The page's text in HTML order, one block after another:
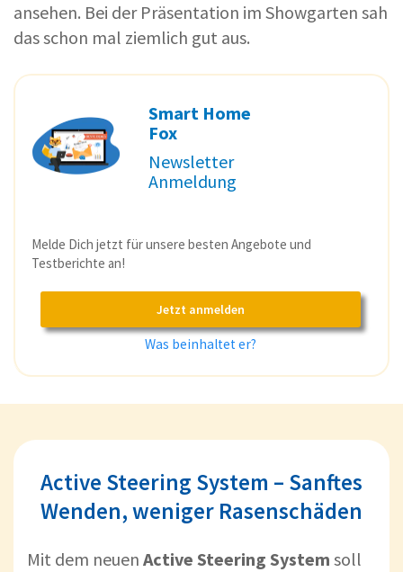
ansehen. Bei der Präsentation im Showgarten sah
das schon mal ziemlich gut aus.
Smart Home
Fox
Newsletter
Anmeldung
Melde Dich jetzt für unsere besten Angebote und
Testberichte an!
Jetzt anmelden
Was beinhaltet er?
Active Steering System – Sanftes
Wenden, weniger Rasenschäden
Mit dem neuen Active Steering System soll